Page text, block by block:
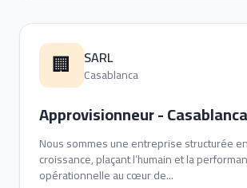
🏢 SARL
Casablanca
Approvisionneur - Casablanca
Nous sommes une entreprise structurée
croissance, plaçant l’humain et la
opérationnelle au cœur de...